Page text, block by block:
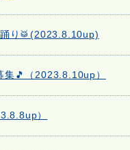
り🥁(2023.8.10up)
🎵（2023.8.10up）
）